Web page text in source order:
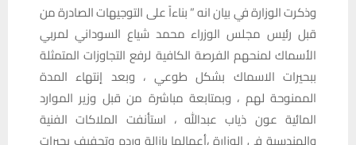
وذكرت الوزارة في بيان انه ” بناءاً على التوجيهات الصادرة من
قبل رئيس مجلس الوزراء محمد شياع السوداني لمربي
الأسماك لمنحهم الفرصة الكافية لرفع التجاوزات المتمثلة
ببحيرات الاسماك بشكل طوعي ، وبعد إنتهاء المدة
الممنوحة لهم ، وبمتابعة مباشرة من قبل وزير الموارد
المائية عون ذياب عبدالله ، استأنفت الملاكات الفنية